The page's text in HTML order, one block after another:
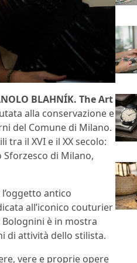
BLAHNÍK. The Art
alla conservazione e
del Comune di Milano.
il XVI e il XX secolo:
di Milano,
antico
all’iconico couturier
è in mostra
di attività dello stilista.
vere e proprie opere